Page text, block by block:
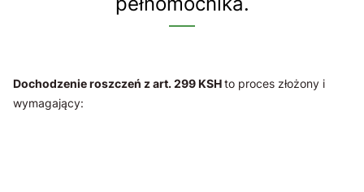
Dochodzenie roszczeń z art. 299 KSHto proces złożony i
wymagający: